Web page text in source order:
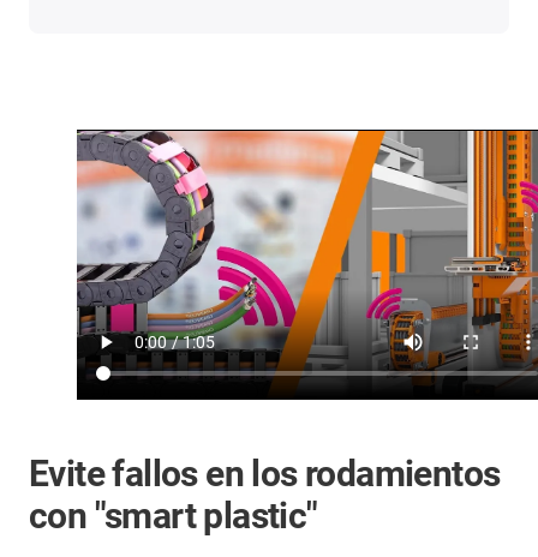
Evite fallos en los rodamientos
con "smart plastic"